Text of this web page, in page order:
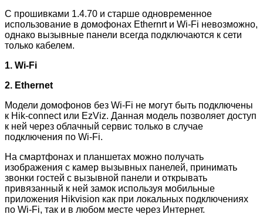
C прошивками 1.4.70 и старше одновременное
использование в домофонах Ethernrt и Wi-Fi невозможно,
однако вызывные панели всегда подключаются к сети
только кабелем.
1. Wi-Fi
2. Ethernet
Модели домофонов без Wi-Fi не могут быть подключены
к Hik-connect или EzViz. Данная модель позволяет доступ
к ней через облачный сервис только в случае
подключения по Wi-Fi.
На смартфонах и планшетах можно получать
изображения с камер вызывных панелей, принимать
звонки гостей с вызывной панели и открывать
привязанный к ней замок используя мобильные
приложения Hikvision как при локальных подключениях
по Wi-Fi, так и в любом месте через Интернет.